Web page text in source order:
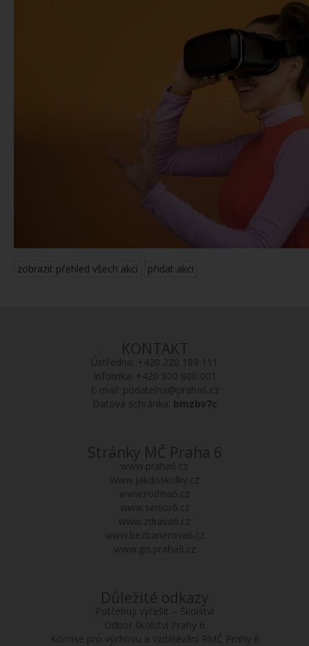
zobrazit přehled všech akcí přidat akci
KONTAKT
Ústředna: +420 220 189 111
Infolinka: +420 800 800 001
E-mail: podatelna@praha6.cz
Datová schránka: bmzbv7c
Stránky MČ Praha 6
www.praha6.cz
www.jakdoskolky.cz
www.rodina6.cz
www.senior6.cz
www.zdrava6.cz
www.bezbarierova6.cz
www.gis.praha6.cz
Důležité odkazy
Potřebuji vyřešit – Školství
Odbor školství Prahy 6
Komise pro výchovu a vzdělávání RMČ Prahy 6